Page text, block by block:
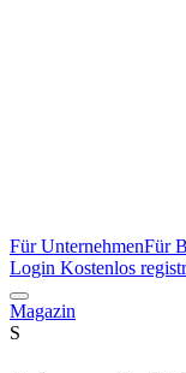
Für UnternehmenFür
Login Kostenlos
Magazin
S